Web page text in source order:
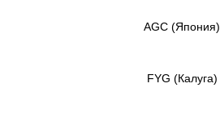
AGC (Япония)
FYG (Калуга)